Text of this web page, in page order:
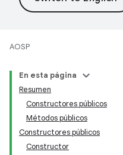
AOSP
En esta página
Resumen
Constructores públicos
Métodos públicos
Constructores públicos
Constructor